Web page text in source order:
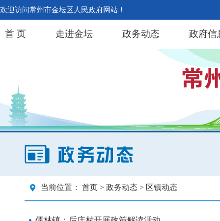
欢迎访问常州市金坛区人民政府网站！
首 页 走进金坛 政务动态 政府信
当前位置： 首页 > 政务动态 > 区镇动态